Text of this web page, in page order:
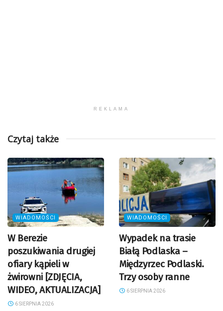
REKLAMA
Czytaj także
WIADOMOŚCI
W Berezie
poszukiwania drugiej
ofiary kąpieli w
żwirowni [ZDJĘCIA,
WIDEO, AKTUALIZACJA]
6 SIERPNIA 2026
WIADOMOŚCI
Wypadek na trasie
Białą Podlaska –
Międzyrzec Podlaski.
Trzy osoby ranne
6 SIERPNIA 2026